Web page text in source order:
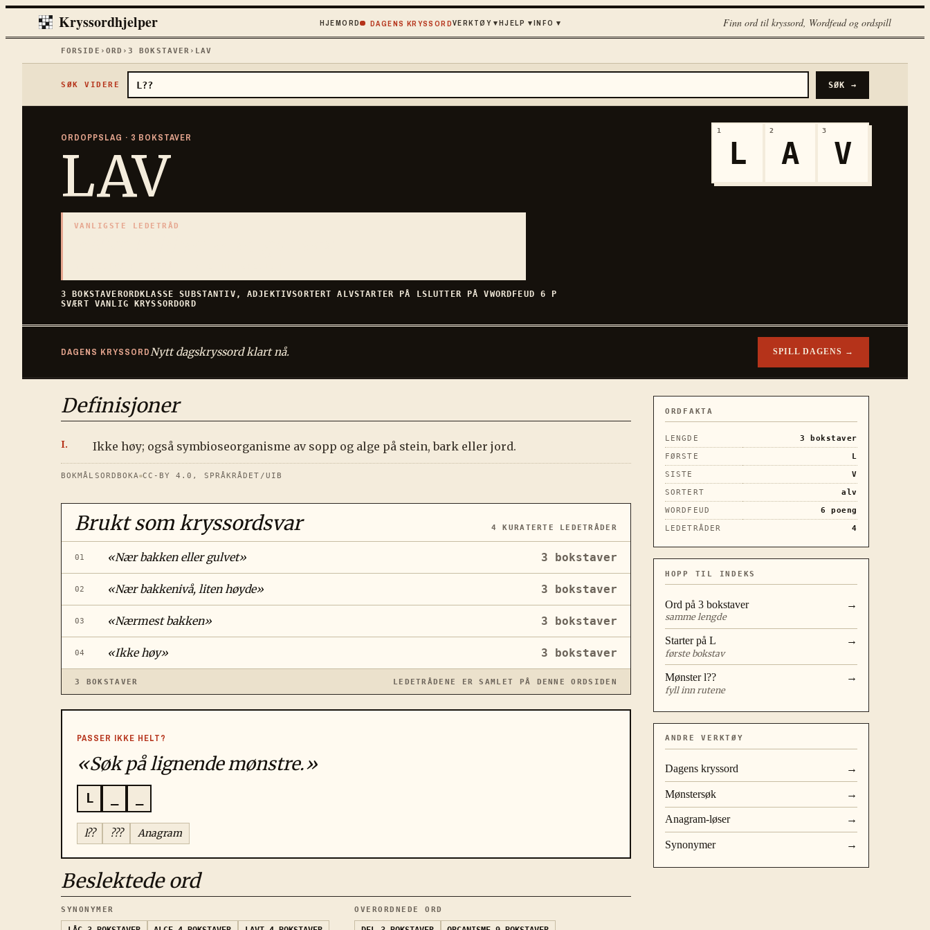
Kryssordhjelper HJEMORD DAGENS KRYSSORDVERKTØY▾HJELP ▾INFO ▾ Finn ord til kryssord, Wordfeud og ordspill
FORSIDE › ORD ›3 BOKSTAVER › LAV
SØK VIDERE SØK →
ORDOPPSLAG · 3 BOKSTAVER
LAV
VANLIGSTE LEDETRÅD
3 BOKSTAVERORDKLASSESUBSTANTIV, ADJEKTIVSORTERTALVSTARTER PÅ LSLUTTER PÅVWORDFEUD6 P
SVÆRT VANLIG
KRYSSORDORD
1
L
2
A
3
V
DAGENS KRYSSORDNytt dagskryssord klart nå. SPILL DAGENS →
Definisjoner
Ikke høy; også symbioseorganisme av sopp og alge på stein, bark eller jord.
BOKMÅLSORDBOKA CC-BY 4.0, SPRÅKRÅDET/UIB
Brukt som kryssordsvar 4 KURATERTE LEDETRÅDER
01 «Nær bakken eller gulvet» 3 bokstaver
02 «Nær bakkenivå, liten høyde» 3 bokstaver
03 «Nærmest bakken» 3 bokstaver
04 «Ikke høy» 3 bokstaver
3 BOKSTAVER LEDETRÅDENE ER SAMLET PÅ DENNE ORDSIDEN
PASSER IKKE HELT?
«Søk på lignende mønstre.»
L
l?? ??? Anagram
Beslektede ord
SYNONYMER OVERORDNEDE ORD
ORDFAKTA
LENGDE 3
bokstaver
FØRSTE
L
SISTE
V
SORTERT
alv
WORDFEUD
6
poeng
LEDETRÅDER
4
HOPP TIL INDEKS
Ord på 3 bokstaver
samme lengde
→
Starter på L
første bokstav
→
Mønsterl??
fyll inn rutene
→
ANDRE VERKTØY
Dagens kryssord →
Mønstersøk →
Anagram-løser →
Synonymer →